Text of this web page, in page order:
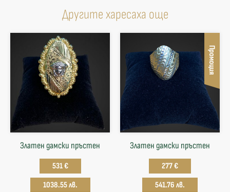
Другите харесаха още
Златен дамски пръстен
531 €
1038.55 лв.
Промоция
Златен дамски пръстен
277 €
541.76 лв.